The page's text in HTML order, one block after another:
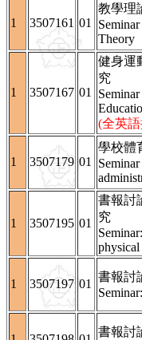
1 3507161 01
教學理
Theory
1 3507167 01
健身運
究
(全英語
1 3507179 01
學校體
1 3507195 01
書報討
究
1 3507197 01
書報討
書報討